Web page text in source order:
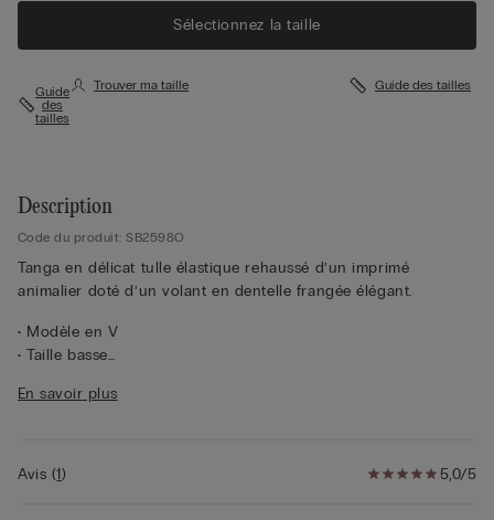
Sélectionnez la taille
Guide
des
tailles
Trouver ma taille Guide des tailles
Description
Code du produit: SB2598O
Tanga en délicat tulle élastique rehaussé d’un imprimé
animalier doté d’un volant en dentelle frangée élégant.
• Modèle en V
• Taille basse
• Coupe ajustée
En savoir plus
5,0/5
Avis (1)